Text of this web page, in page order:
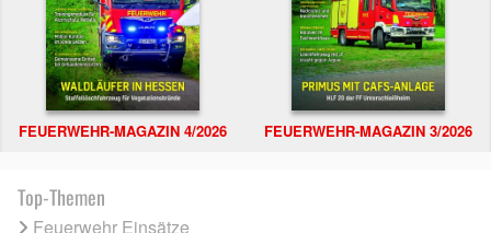
FEUERWEHR-MAGAZIN 4/2026 FEUERWEHR-MAGAZIN 3/2026
Top-Themen
Feuerwehr Einsätze